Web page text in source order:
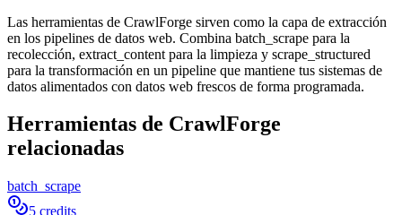
Las herramientas de CrawlForge sirven como la capa de extracción
en los pipelines de datos web. Combina batch_scrape para la
recolección, extract_content para la limpieza y scrape_structured
para la transformación en un pipeline que mantiene tus sistemas de
datos alimentados con datos web frescos de forma programada.
Herramientas de CrawlForge
relacionadas
batch_scrape
5 credits